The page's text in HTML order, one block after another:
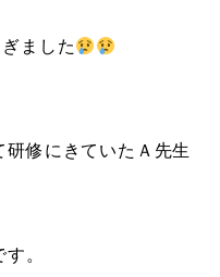
ました
研修にきていたＡ先生
。